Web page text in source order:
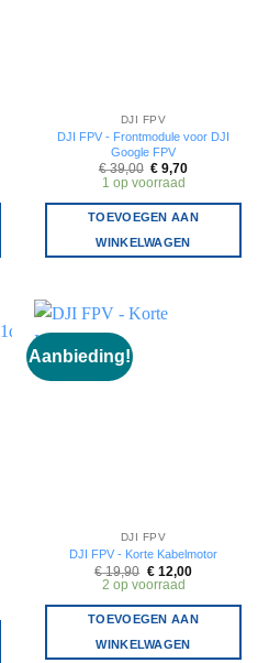
DJI FPV
DJI FPV - Frontmodule voor DJI
Google FPV
€39,00 Oorspronkelijke
prijs
€ 39,00.
€ 9,70Huidige
€ 9,70.
1 op voorraad
TOEVOEGEN AAN
WINKELWAGEN
Aanbieding!
DJI FPV
DJI FPV - Korte Kabelmotor
€19,90 Oorspronkelijke
prijs
€ 19,90.
€12,00Huidige
€ 12,00.
2 op voorraad
TOEVOEGEN AAN
WINKELWAGEN